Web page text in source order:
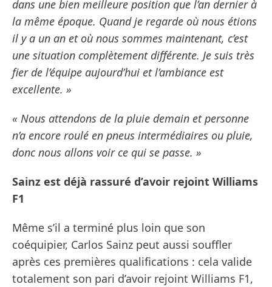
dans une bien meilleure position que l’an dernier à
la même époque. Quand je regarde où nous étions
il y a un an et où nous sommes maintenant, c’est
une situation complètement différente. Je suis très
fier de l’équipe aujourd’hui et l’ambiance est
excellente. »
« Nous attendons de la pluie demain et personne
n’a encore roulé en pneus intermédiaires ou pluie,
donc nous allons voir ce qui se passe. »
Sainz est déjà rassuré d’avoir rejoint Williams
F1
Même s’il a terminé plus loin que son
coéquipier, Carlos Sainz peut aussi souffler
après ces premières qualifications : cela valide
totalement son pari d’avoir rejoint Williams F1,